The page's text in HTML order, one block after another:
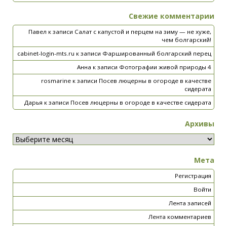
Свежие комментарии
Павел к записи Салат с капустой и перцем на зиму — не хуже,
чем болгарский!
cabinet-login-mts.ru к записи Фаршированный болгарский перец
Анна к записи Фотографии живой природы 4
rosmarine к записи Посев люцерны в огороде в качестве
сидерата
Дарья к записи Посев люцерны в огороде в качестве сидерата
Архивы
Мета
Регистрация
Войти
Лента записей
Лента комментариев